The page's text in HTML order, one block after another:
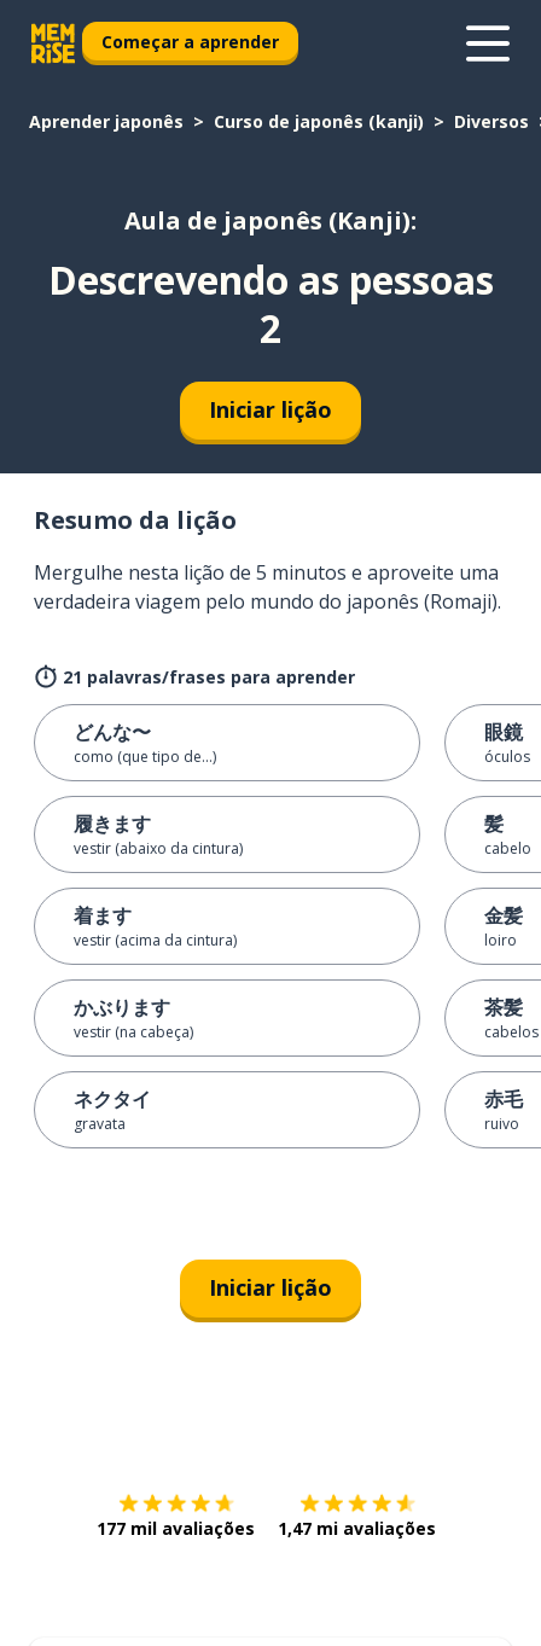
Começar a aprender
Aprender japonês Curso de japonês (kanji) Diversos
Aula de japonês (Kanji):
Descrevendo as pessoas
2
Iniciar lição
Resumo da lição
Mergulhe nesta lição de 5 minutos e aproveite uma
verdadeira viagem pelo mundo do japonês (Romaji).
21 palavras/frases para aprender
どんな〜
como (que tipo de...)
履きます
vestir (abaixo da cintura)
着ます
vestir (acima da cintura)
かぶります
vestir (na cabeça)
ネクタイ
gravata
眼鏡
óculos
髪
cabelo
金髪
loiro
茶髪
赤毛
ruivo
Iniciar lição
177 mil avaliações 1,47 mi avaliações